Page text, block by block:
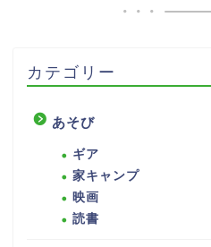
カテゴリー
あそび
ギア
家キャンプ
映画
読書